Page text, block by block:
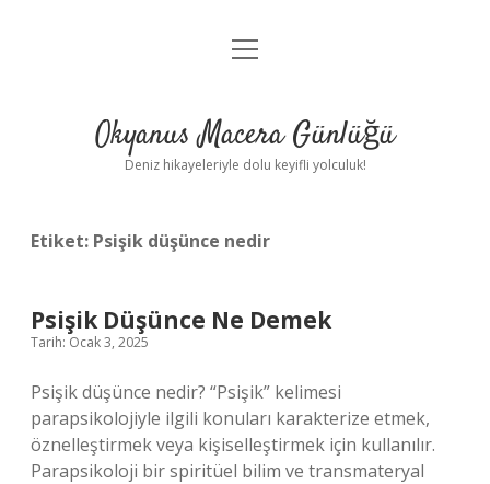
Anasayfa
Yasal Uyarı
menüyü
Okyanus Macera Günlüğü
Deniz hikayeleriyle dolu keyifli yolculuk!
Etiket: Psişik düşünce nedir
Psişik Düşünce Ne Demek
Tarih: Ocak 3, 2025
Psişik düşünce nedir? “Psişik” kelimesi
parapsikolojiyle ilgili konuları karakterize etmek,
öznelleştirmek veya kişiselleştirmek için kullanılır.
Parapsikoloji bir spiritüel bilim ve transmateryal